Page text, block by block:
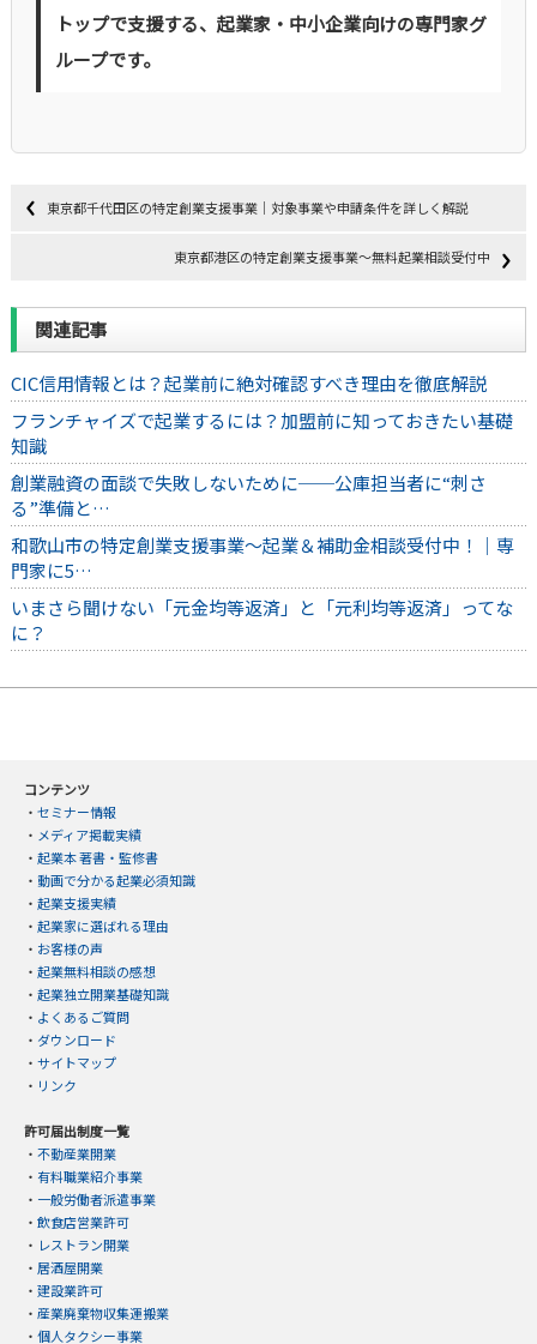
トップで支援する、起業家・中小企業向けの専門家グ
ループです。
東京都千代田区の特定創業支援事業｜対象事業や申請条件を詳しく解説
東京都港区の特定創業支援事業～無料起業相談受付中
関連記事
CIC信用情報とは？起業前に絶対確認すべき理由を徹底解説
フランチャイズで起業するには？加盟前に知っておきたい基礎
知識
創業融資の面談で失敗しないために──公庫担当者に“刺さ
る”準備と…
和歌山市の特定創業支援事業～起業＆補助金相談受付中！｜専
門家に5…
いまさら聞けない「元金均等返済」と「元利均等返済」ってな
に？
コンテンツ
・ セミナー情報
・ メディア掲載実績
・ 起業本 著書・監修書
・ 動画で分かる起業必須知識
・ 起業支援実績
・ 起業家に選ばれる理由
・ お客様の声
・ 起業無料相談の感想
・ 起業独立開業基礎知識
・ よくあるご質問
・ ダウンロード
・ サイトマップ
・ リンク
許可届出制度一覧
・ 不動産業開業
・ 有料職業紹介事業
・ 一般労働者派遣事業
・ 飲食店営業許可
・ レストラン開業
・ 居酒屋開業
・ 建設業許可
・ 産業廃棄物収集運搬業
・ 個人タクシー事業